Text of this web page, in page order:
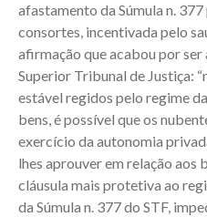
afastamento da Súmula n.
consortes, incentivada pelo
afirmação que acabou por
Superior Tribunal de Justiça:
estável regidos pelo regime
bens, é possível que os
exercício da autonomia
lhes aprouver em relação aos
cláusula mais protetiva ao
da Súmula n. 377 do STF,